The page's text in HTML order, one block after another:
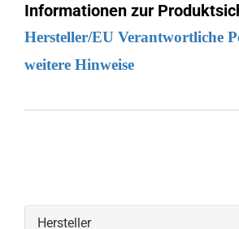
Informationen zur
Hersteller/EU Verantwortliche
weitere Hinweise
Hersteller